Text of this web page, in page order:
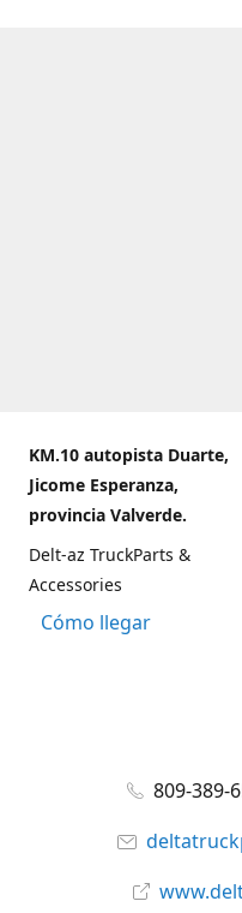
KM.10 autopista Duarte,
Jicome Esperanza,
provincia Valverde.
Delt-az TruckParts &
Accessories
Cómo llegar
809-389-